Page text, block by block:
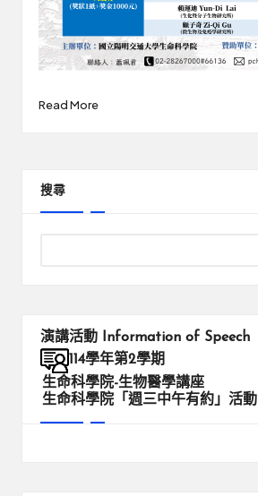
Read More
搜尋
演講活動 Information of Speech
114學年第2學期
生命科學院-生物醫學講座
生命科學院「週三中午有約」活動